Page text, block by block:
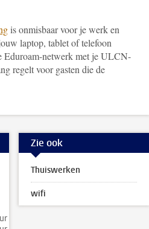
is onmisbaar voor je werk en
laptop, tablet of telefoon
Eduroam-netwerk met je ULCN-
regelt voor gasten die de
Zie ook
Thuiswerken
wifi